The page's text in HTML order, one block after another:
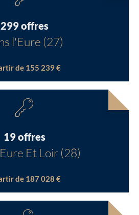
299 offres
l'Eure (27)
de 155 239 €
19 offres
Et Loir (28)
de 187 028 €